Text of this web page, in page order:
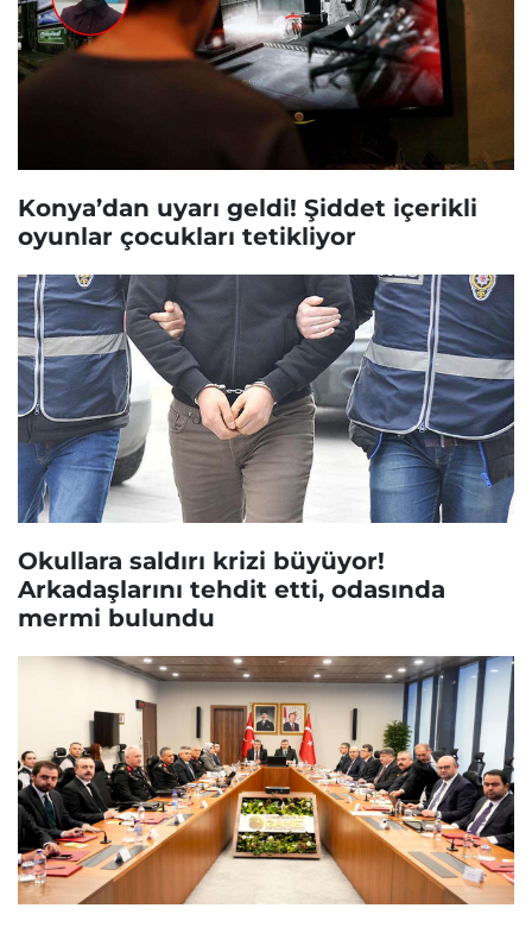
Konya’dan uyarı geldi! Şiddet içerikli
oyunlar çocukları tetikliyor
Okullara saldırı krizi büyüyor!
Arkadaşlarını tehdit etti, odasında
mermi bulundu